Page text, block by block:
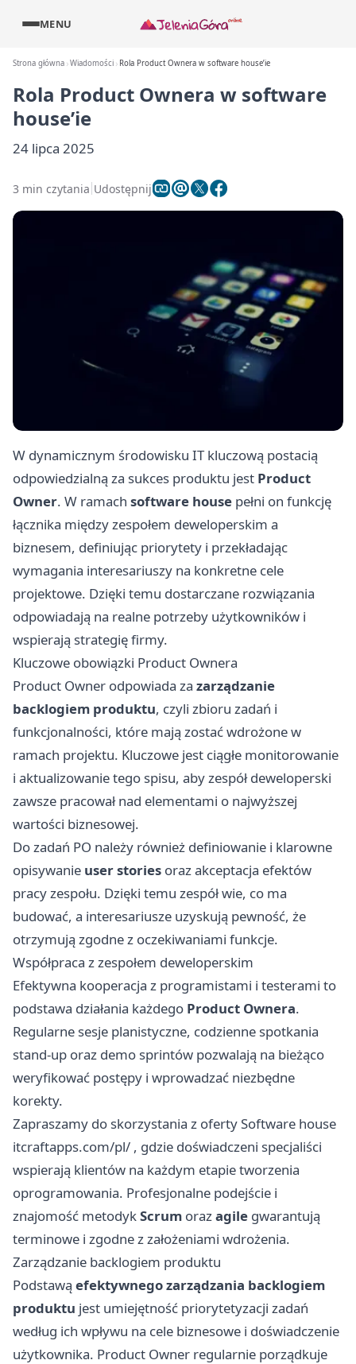
MENU
Strona główna Wiadomości Rola Product Ownera w software house’ie
Rola Product Ownera w software
house’ie
24 lipca 2025
3 min czytania Udostępnij
W dynamicznym środowisku IT kluczową postacią
odpowiedzialną za sukces produktu jest Product
Owner. W ramach software house pełni on funkcję
łącznika między zespołem deweloperskim a
biznesem, definiując priorytety i przekładając
wymagania interesariuszy na konkretne cele
projektowe. Dzięki temu dostarczane rozwiązania
odpowiadają na realne potrzeby użytkowników i
wspierają strategię firmy.
Kluczowe obowiązki Product Ownera
Product Owner odpowiada za zarządzanie
backlogiem produktu, czyli zbioru zadań i
funkcjonalności, które mają zostać wdrożone w
ramach projektu. Kluczowe jest ciągłe monitorowanie
i aktualizowanie tego spisu, aby zespół deweloperski
zawsze pracował nad elementami o najwyższej
wartości biznesowej.
Do zadań PO należy również definiowanie i klarowne
opisywanie user stories oraz akceptacja efektów
pracy zespołu. Dzięki temu zespół wie, co ma
budować, a interesariusze uzyskują pewność, że
otrzymują zgodne z oczekiwaniami funkcje.
Współpraca z zespołem deweloperskim
Efektywna kooperacja z programistami i testerami to
podstawa działania każdego Product Ownera.
Regularne sesje planistyczne, codzienne spotkania
stand-up oraz demo sprintów pozwalają na bieżąco
weryfikować postępy i wprowadzać niezbędne
korekty.
Zapraszamy do skorzystania z oferty Software house
itcraftapps.com/pl/ , gdzie doświadczeni specjaliści
wspierają klientów na każdym etapie tworzenia
oprogramowania. Profesjonalne podejście i
znajomość metodykScrum orazagile gwarantują
terminowe i zgodne z założeniami wdrożenia.
Zarządzanie backlogiem produktu
Podstawą efektywnego zarządzania backlogiem
produktu jest umiejętność priorytetyzacji zadań
według ich wpływu na cele biznesowe i doświadczenie
użytkownika. Product Owner regularnie porządkuje